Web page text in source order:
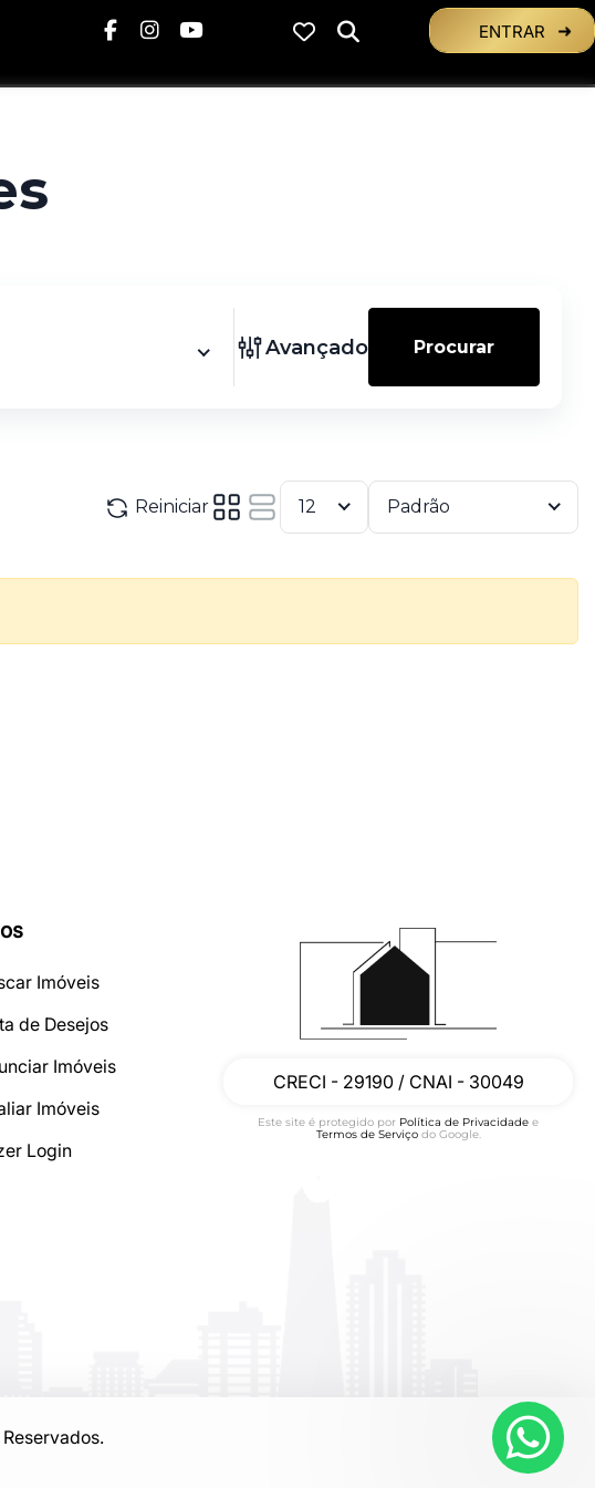
Imóveis
de Desejos
Imóveis
Imóveis
Login
CRECI - 29190 / CNAI - 30049
Este site é protegido por Política de Privacidade e
Termos de Serviçodo Google.
ENTRAR